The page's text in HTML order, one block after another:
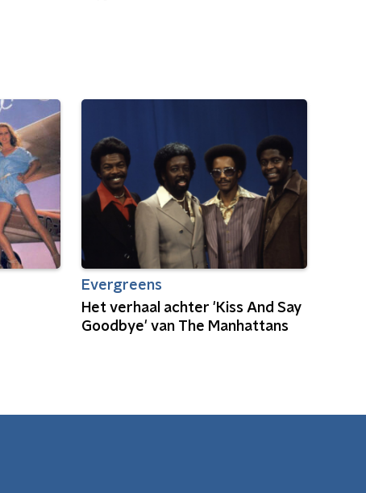
Evergreens
Het verhaal achter 'Kiss And Say
Goodbye' van The Manhattans